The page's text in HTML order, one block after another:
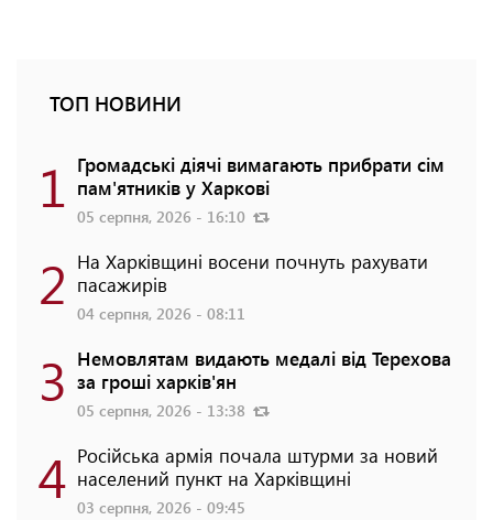
ТОП НОВИНИ
1 Громадські діячі вимагають прибрати сім
пам'ятників у Харкові
05 серпня, 2026 - 16:10
2 На Харківщині восени почнуть рахувати
пасажирів
04 серпня, 2026 - 08:11
3 Немовлятам видають медалі від Терехова
за гроші харків'ян
05 серпня, 2026 - 13:38
4 Російська армія почала штурми за новий
населений пункт на Харківщині
03 серпня, 2026 - 09:45